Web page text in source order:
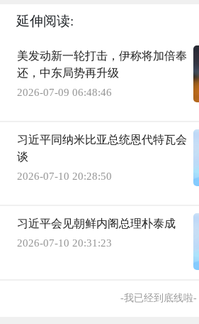
延伸阅读:
美发动新一轮打击，伊称将加倍奉
还，中东局势再升级
2026-07-09 06:48:46
习近平同纳米比亚总统恩代特瓦会
谈
2026-07-10 20:28:50
习近平会见朝鲜内阁总理朴泰成
2026-07-10 20:31:23
-我已经到底线啦-